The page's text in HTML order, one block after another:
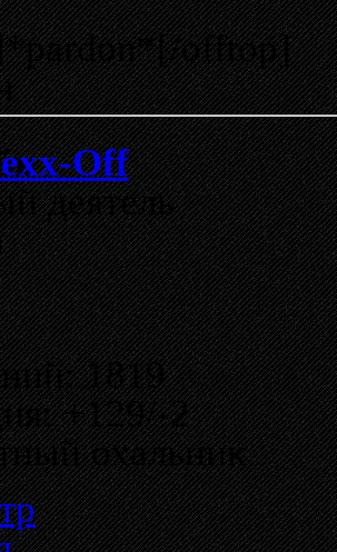
offtop]
Off
деятель
1819
+129/-2
охальник